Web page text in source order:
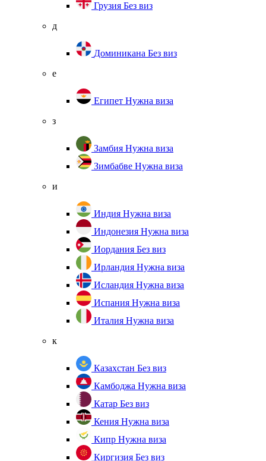
Грузия Без виз
д
Доминикана Без виз
е
Египет Нужна виза
з
Замбия Нужна виза
Зимбабве Нужна виза
и
Индия Нужна виза
Индонезия Нужна виза
Иордания Без виз
Ирландия Нужна виза
Исландия Нужна виза
Испания Нужна виза
Италия Нужна виза
к
Казахстан Без виз
Камбоджа Нужна виза
Катар Без виз
Кения Нужна виза
Кипр Нужна виза
Киргизия Без виз